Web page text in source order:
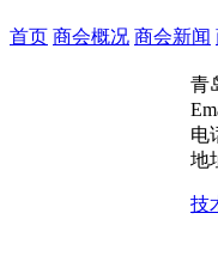
首页 商会概况 商会新闻
青
电
地
技